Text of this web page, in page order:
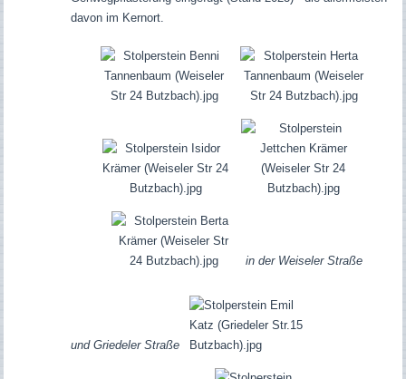
davon im Kernort.
in der Weiseler Straße
und Griedeler Straße